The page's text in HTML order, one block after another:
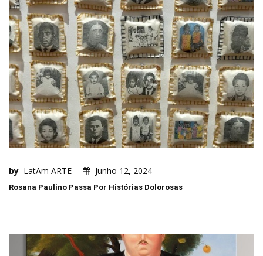
by LatAm ARTE Junho 12, 2024
Rosana Paulino Passa Por Histórias Dolorosas